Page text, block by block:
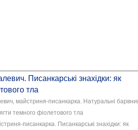
Писанкарські знахідки: як
тла
майстриня-писанкарка. Натуральні
темного фіолетового тла
писанкарка. Писанкарські знахідки: як